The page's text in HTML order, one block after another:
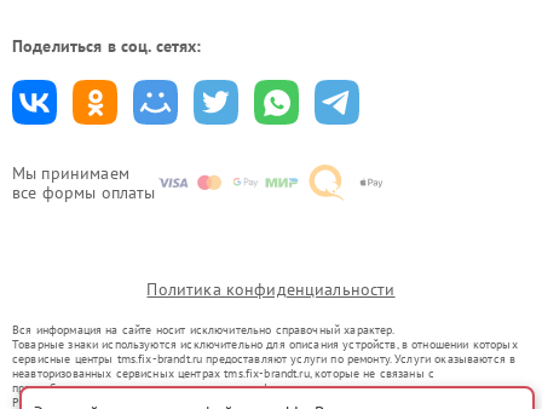
Мы принимаем
все формы оплаты
Поделиться в соц. сетях:
Политика конфиденциальности
Вся информация на сайте носит исключительно справочный характер.
Товарные знаки используются исключительно для описания устройств, в отношении которых
сервисные центры tms.fix-brandt.ru предоставляют услуги по ремонту. Услуги оказываются в
неавторизованных сервисных центрах tms.fix-brandt.ru, которые не связаны с
правообладателями товарных знаков или их официальными представителями.
Ремонт осуществляется для устройств, уже введенных в гражданский оборот в соответствии